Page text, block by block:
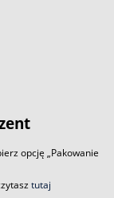
opcję „Pakowanie
tutaj